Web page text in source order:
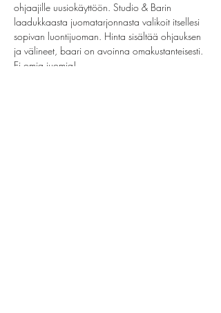
ohjaajille uusiokäyttöön. Studio & Barin
laadukkaasta juomatarjonnasta valikoit itsellesi
sopivan luontijuoman. Hinta sisältää ohjauksen
ja välineet, baari on avoinna omakustanteisesti.
Ei omia juomia!